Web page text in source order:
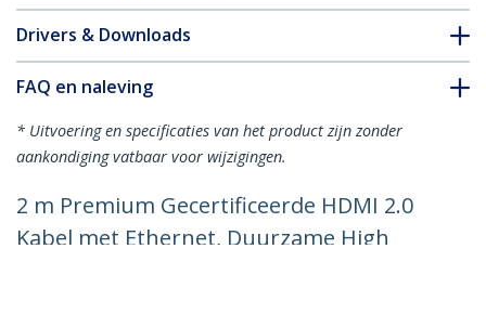
Drivers & Downloads
FAQ en naleving
* Uitvoering en specificaties van het product zijn zonder
aankondiging vatbaar voor wijzigingen.
2 m Premium Gecertificeerde HDMI 2.0
Kabel met Ethernet, Duurzame High